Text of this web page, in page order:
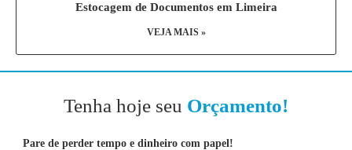
Estocagem de Documentos em Limeira
VEJA MAIS »
Tenha hoje seu Orçamento!
Pare de perder tempo e dinheiro com papel!